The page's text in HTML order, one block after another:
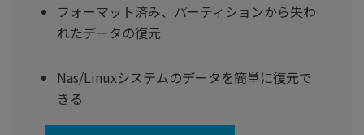
フォーマット済み、パーティションから失わ
れたデータの復元
Nas/Linuxシステムのデータを簡単に復元で
きる